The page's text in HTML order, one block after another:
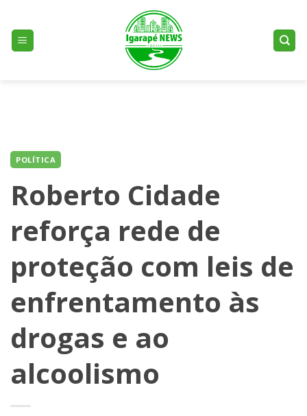
content
POLÍTICA
Roberto Cidade
reforça rede de
proteção com leis de
enfrentamento às
drogas e ao
alcoolismo